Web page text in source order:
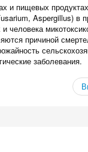
и пищевых
Aspergillus) в
человека
причиной
заболевания.